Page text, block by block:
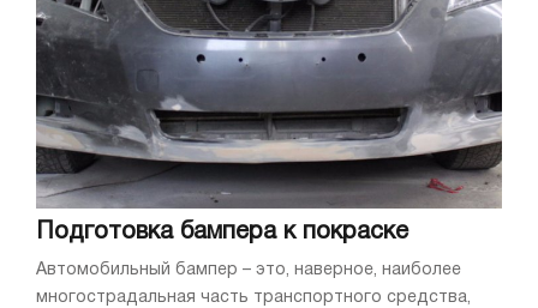
Подготовка бампера к покраске
Автомобильный бампер – это, наверное, наиболее
многострадальная часть транспортного средства,